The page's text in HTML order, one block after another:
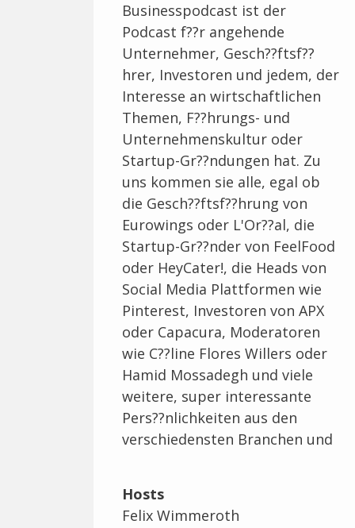
Businesspodcast ist der
Podcast f??r angehende
Unternehmer, Gesch??ftsf??
hrer, Investoren und jedem, der
Interesse an wirtschaftlichen
Themen, F??hrungs- und
Unternehmenskultur oder
Startup-Gr??ndungen hat. Zu
uns kommen sie alle, egal ob
die Gesch??ftsf??hrung von
Eurowings oder L'Or??al, die
Startup-Gr??nder von FeelFood
oder HeyCater!, die Heads von
Social Media Plattformen wie
Pinterest, Investoren von APX
oder Capacura, Moderatoren
wie C??line Flores Willers oder
Hamid Mossadegh und viele
weitere, super interessante
Pers??nlichkeiten aus den
verschiedensten Branchen und
und seine H??rden reinzuh??
Hosts
Felix Wimmeroth